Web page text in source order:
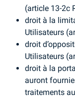
(article 13-2c
droit à la
Utilisateurs
droit
Utilisateurs
droit à la
auront
traitements